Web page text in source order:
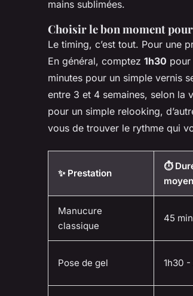
mains sublimées.
Choisir le bon moment
Le timing, c’est tout. Pour une
En général, comptez 1h30
minutes pour un simple vernis
entre 3 et 4 semaines, selon la
pour un simple relooking,
vous de trouver le rythme qui
✨ Prestation
⏱️
Manucure
classique
45 min
Pose de gel 1h30 -